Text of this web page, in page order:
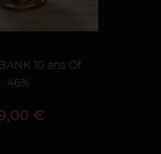
10 ans Of
46%
Prix
€